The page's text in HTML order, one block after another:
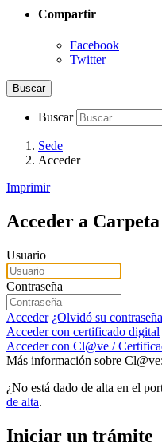
Compartir
Facebook
Twitter
Buscar
Buscar
Sede
Acceder
Imprimir
Acceder a
Usuario
Contraseña
Acceder ¿Olvidó su
Acceder con certificado digital
Acceder con Cl@ve /
Más información sobre Cl@ve:
¿No está dado de alta en el
de alta.
Iniciar un trámite